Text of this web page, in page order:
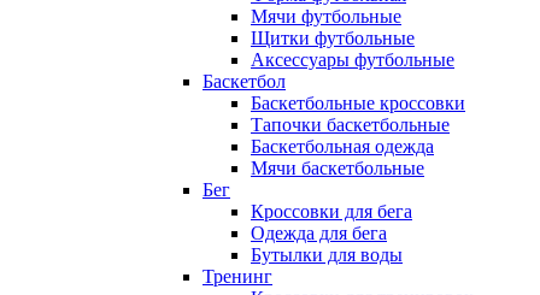
Мячи футбольные
Щитки футбольные
Аксессуары футбольные
Баскетбол
Баскетбольные кроссовки
Тапочки баскетбольные
Баскетбольная одежда
Мячи баскетбольные
Бег
Кроссовки для бега
Одежда для бега
Бутылки для воды
Тренинг